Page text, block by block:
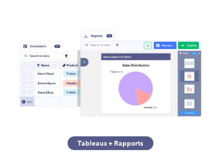
Tableaux + Rapports